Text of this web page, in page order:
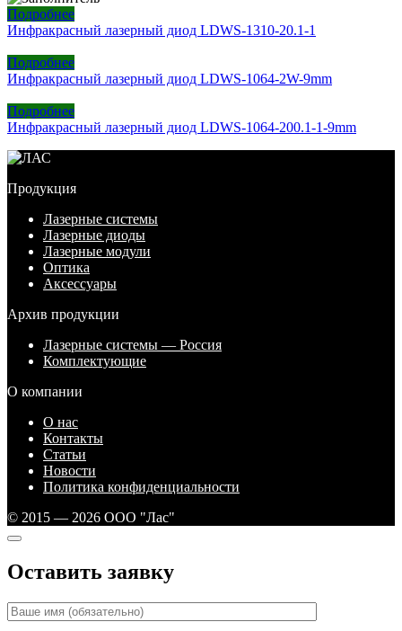
Подробнее
Инфракрасный лазерный диод LDWS-1310-20.1-1
Подробнее
Инфракрасный лазерный диод LDWS-1064-2W-9mm
Подробнее
Инфракрасный лазерный диод LDWS-1064-200.1-1-9mm
Продукция
Лазерные системы
Лазерные диоды
Лазерные модули
Оптика
Аксессуары
Архив продукции
Лазерные системы — Россия
Комплектующие
О компании
О нас
Контакты
Статьи
Новости
Политика конфиденциальности
© 2015 — 2026 ООО "Лас"
Оставить заявку